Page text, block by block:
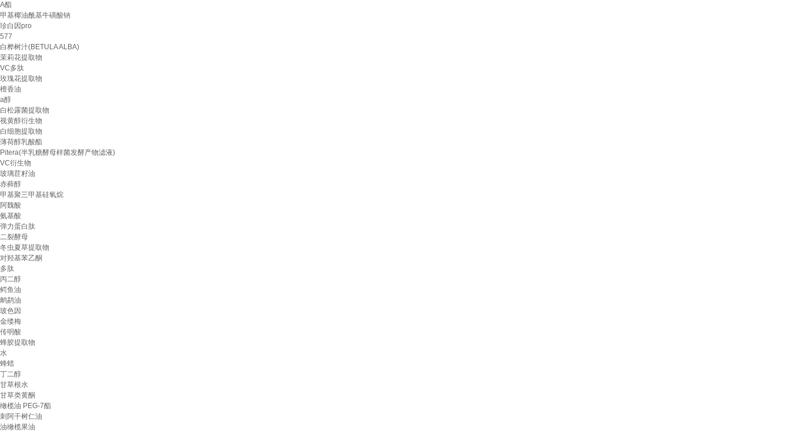
A酯
甲基椰油酰基牛磺酸钠
珍白因pro
577
白桦树汁(BETULA ALBA)
茉莉花提取物
VC多肽
玫瑰花提取物
檀香油
a醇
白松露菌提取物
视黄醇衍生物
白细胞提取物
薄荷醇乳酸酯
Pitera(半乳糖酵母样菌发酵产物滤液)
VC衍生物
玻璃苣籽油
赤藓醇
甲基聚三甲基硅氧烷
阿魏酸
氨基酸
弹力蛋白肽
二裂酵母
冬虫夏草提取物
对羟基苯乙酮
多肽
丙二醇
鳄鱼油
鸸鹋油
玻色因
金缕梅
传明酸
蜂胶提取物
水
蜂蜡
丁二醇
甘草根水
甘草类黄酮
橄榄油 PEG-7酯
刺阿干树仁油
油橄榄果油